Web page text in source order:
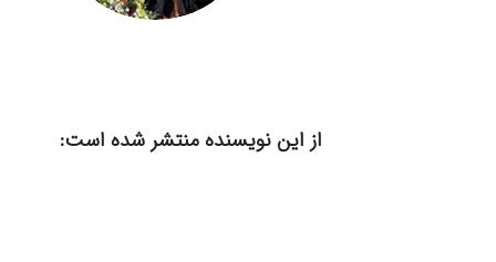
از این نویسنده منتشر شده است: